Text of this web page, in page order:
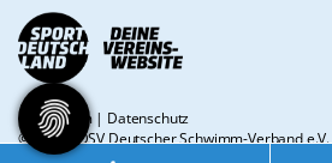
Impressum| Datenschutz
© 2026 - DSV Deutscher Schwimm-Verband e.V.